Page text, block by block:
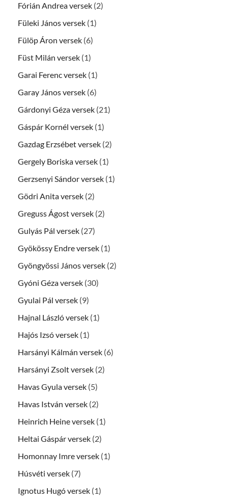
Fórián Andrea versek (2)
Füleki János versek (1)
Fülöp Áron versek (6)
Füst Milán versek (1)
Garai Ferenc versek (1)
Garay János versek (6)
Gárdonyi Géza versek (21)
Gáspár Kornél versek (1)
Gazdag Erzsébet versek (2)
Gergely Boriska versek (1)
Gerzsenyi Sándor versek (1)
Gödri Anita versek (2)
Greguss Ágost versek (2)
Gulyás Pál versek (27)
Gyökössy Endre versek (1)
Gyöngyössi János versek (2)
Gyóni Géza versek (30)
Gyulai Pál versek (9)
Hajnal László versek (1)
Hajós Izsó versek (1)
Harsányi Kálmán versek (6)
Harsányi Zsolt versek (2)
Havas Gyula versek (5)
Havas István versek (2)
Heinrich Heine versek (1)
Heltai Gáspár versek (2)
Homonnay Imre versek (1)
Húsvéti versek (7)
Ignotus Hugó versek (1)